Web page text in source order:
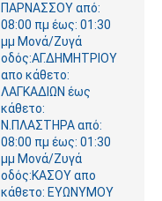
ΠΑΡΝΑΣΣΟΥ από:
08:00 πμ έως: 01:30
μμ Μονά/Ζυγά
οδός:ΑΓ.ΔΗΜΗΤΡΙΟΥ
απο κάθετο:
ΛΑΓΚΑΔΙΩΝ έως
κάθετο:
Ν.ΠΛΑΣΤΗΡΑ από:
08:00 πμ έως: 01:30
μμ Μονά/Ζυγά
οδός:ΚΑΣΟΥ απο
κάθετο: ΕΥΩΝΥΜΟΥ